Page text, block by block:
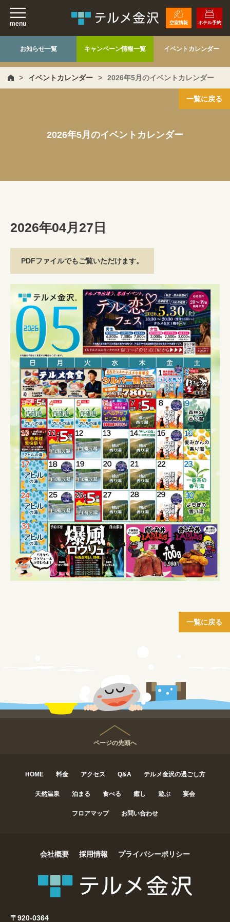
menu 空室情報 ホテル予約
お知らせ一覧 キャンペーン情報一覧 イベントカレンダー
> イベントカレンダー > 2026年5月のイベントカレンダー
2026年5月のイベントカレンダー
一覧に戻る
2026年04月27日
PDFファイルでもご覧いただけます。
一覧に戻る
ページの先頭へ
HOME 料金 アクセス Q&A テルメ金沢の過ごし方
天然温泉 泊まる 食べる 癒し 遊ぶ 宴会
フロアマップ お問い合わせ
会社概要 採用情報 プライバシーポリシー
〒920-0364